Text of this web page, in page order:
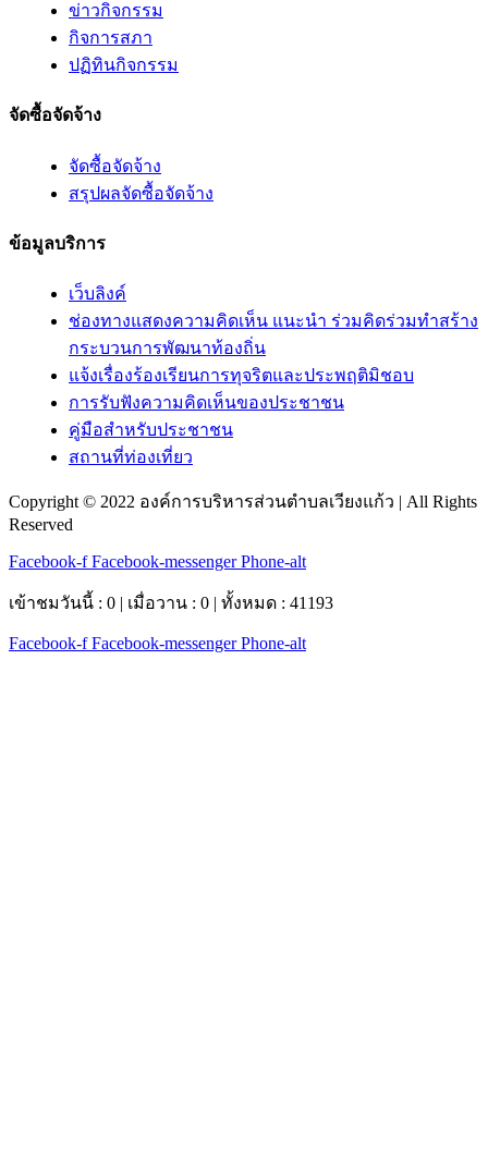
ข่าวกิจกรรม
กิจการสภา
ปฏิทินกิจกรรม
จัดซื้อจัดจ้าง
จัดซื้อจัดจ้าง
สรุปผลจัดซื้อจัดจ้าง
ข้อมูลบริการ
เว็บลิงค์
ช่องทางแสดงความคิดเห็น แนะนำ ร่วมคิดร่วมทำสร้าง
กระบวนการพัฒนาท้องถิ่น
แจ้งเรื่องร้องเรียนการทุจริตและประพฤติมิชอบ
การรับฟังความคิดเห็นของประชาชน
คู่มือสำหรับประชาชน
สถานที่ท่องเที่ยว
Copyright © 2022 องค์การบริหารส่วนตำบลเวียงแก้ว | All Rights
Reserved
Facebook-f Facebook-messenger Phone-alt
เข้าชมวันนี้ : 0 | เมื่อวาน : 0 | ทั้งหมด : 41193
Facebook-f Facebook-messenger Phone-alt